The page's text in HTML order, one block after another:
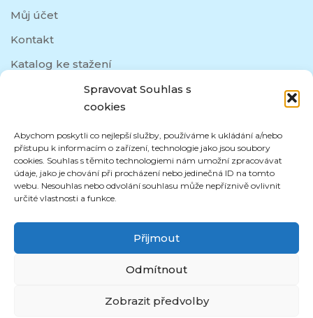
Spravovat Souhlas s
cookies
Abychom poskytli co nejlepší služby, používáme k ukládání a/nebo
přístupu k informacím o zařízení, technologie jako jsou soubory
cookies. Souhlas s těmito technologiemi nám umožní zpracovávat
údaje, jako je chování při procházení nebo jedinečná ID na tomto
webu. Nesouhlas nebo odvolání souhlasu může nepříznivě ovlivnit
určité vlastnosti a funkce.
Přijmout
Odmítnout
Zobrazit předvolby
Můj účet
Kontakt
Katalog ke stažení
SOCIÁLNÍ SÍTĚ
Copyright © 2019ApexOdevy.cz. All rights reserved.